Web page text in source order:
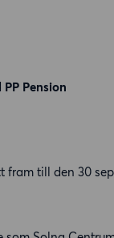
PP Pension
till den 30